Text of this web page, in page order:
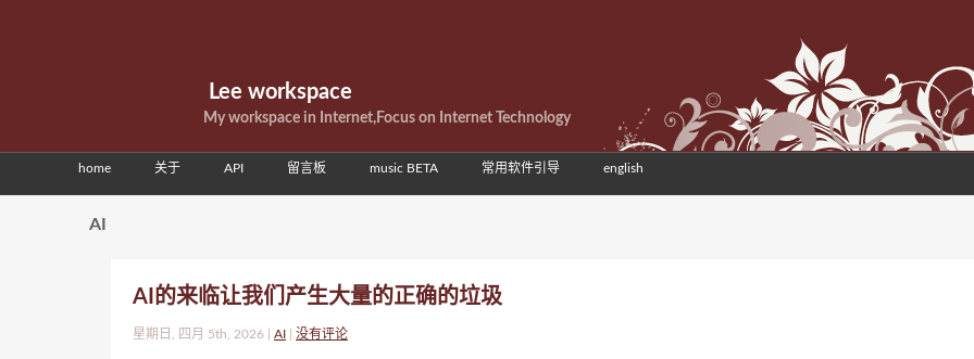
Lee workspace
My workspace in Internet,Focus on Internet Technology
home 关于 API 留言板 music BETA 常用软件引导 english
AI
AI的来临让我们产生大量的正确的垃圾
星期日, 四月 5th, 2026 | AI 没有评论